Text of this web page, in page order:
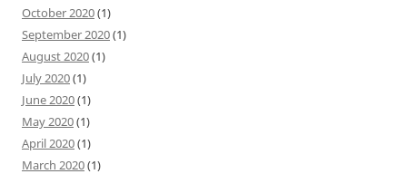
October 2020(1)
September 2020(1)
August 2020(1)
July 2020(1)
June 2020(1)
May 2020(1)
April 2020(1)
March 2020(1)